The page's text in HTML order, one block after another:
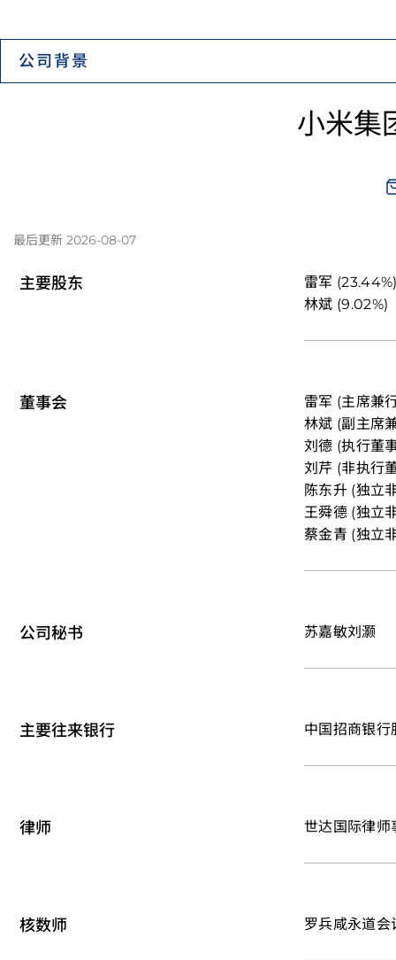
公司背景
小米集
最后更新 2026-08-07
主要股东
雷军
林斌 (9.02%)
董事会
雷军 (主席兼
林斌 (副主席
刘德 (执行董
刘芹 (非执行
陈东升 (独立
王舜德 (独立
蔡金青 (独立
公司秘书 苏嘉敏刘灏
主要往来银行 中国招商银行
律师 世达国际律师
核数师 罗兵咸永道会